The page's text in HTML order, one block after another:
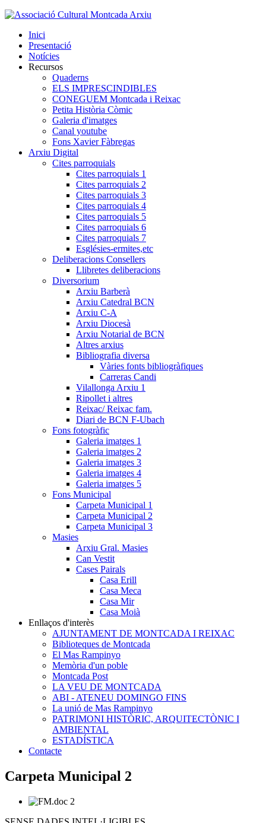
Inici
Presentació
Notícies
Recursos
Quaderns
ELS IMPRESCINDIBLES
CONEGUEM Montcada i Reixac
Petita Història Còmic
Galeria d'imatges
Canal youtube
Fons Xavier Fàbregas
Arxiu Digital
Cites parroquials
Cites parroquials 1
Cites parroquials 2
Cites parroquials 3
Cites parroquials 4
Cites parroquials 5
Cites parroquials 6
Cites parroquials 7
Esglésies-ermites,etc
Deliberacions Consellers
Llibretes deliberacions
Diversorium
Arxiu Barberà
Arxiu Catedral BCN
Arxiu C-A
Arxiu Diocesà
Arxiu Notarial de BCN
Altres arxius
Bibliografia diversa
Vàries fonts bibliogràfiques
Carreras Candi
Vilallonga Arxiu 1
Ripollet i altres
Reixac/ Reixac fam.
Diari de BCN F-Ubach
Fons fotogràfic
Galeria imatges 1
Galeria imatges 2
Galeria imatges 3
Galeria imatges 4
Galeria imatges 5
Fons Municipal
Carpeta Municipal 1
Carpeta Municipal 2
Carpeta Municipal 3
Masies
Arxiu Gral. Masies
Can Vestit
Cases Pairals
Casa Erill
Casa Meca
Casa Mir
Casa Moià
Enllaços d'interès
AJUNTAMENT DE MONTCADA I REIXAC
Biblioteques de Montcada
El Mas Rampinyo
Memòria d'un poble
Montcada Post
LA VEU DE MONTCADA
ABI - ATENEU DOMINGO FINS
La unió de Mas Rampinyo
PATRIMONI HISTÒRIC, ARQUITECTÒNIC I
AMBIENTAL
ESTADÍSTICA
Contacte
Carpeta Municipal 2